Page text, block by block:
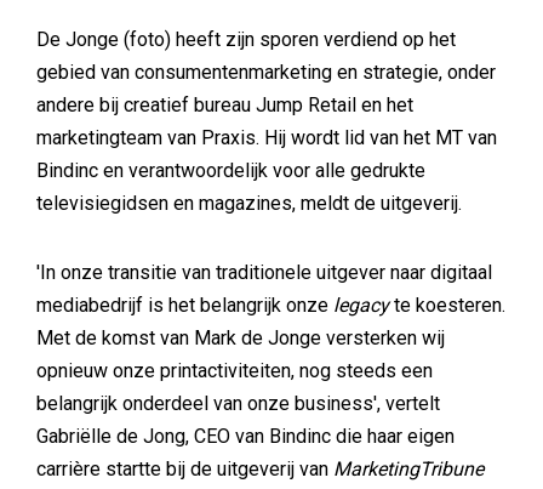
De Jonge (foto) heeft zijn sporen verdiend op het
gebied van consumentenmarketing en strategie, onder
andere bij creatief bureau Jump Retail en het
marketingteam van Praxis. Hij wordt lid van het MT van
Bindinc en verantwoordelijk voor alle gedrukte
televisiegidsen en magazines, meldt de uitgeverij.
'In onze transitie van traditionele uitgever naar digitaal
mediabedrijf is het belangrijk onze legacyte koesteren.
Met de komst van Mark de Jonge versterken wij
opnieuw onze printactiviteiten, nog steeds een
belangrijk onderdeel van onze business', vertelt
Gabriëlle de Jong, CEO van Bindinc die haar eigen
carrière startte bij de uitgeverij van MarketingTribune